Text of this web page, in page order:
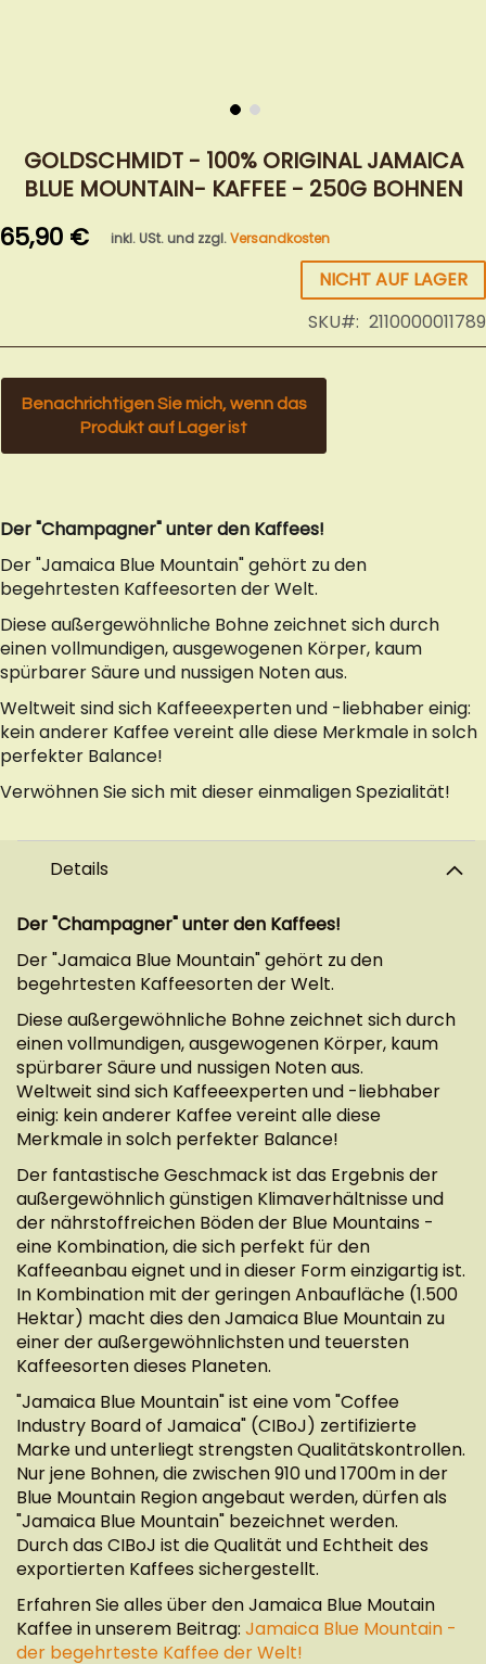
Anfang
der
springen
GOLDSCHMIDT - 100% ORIGINAL JAMAICA
BLUE MOUNTAIN- KAFFEE - 250G BOHNEN
65,90 € inkl. USt. und zzgl.Versandkosten
NICHT AUF LAGER
SKU
2110000011789
Benachrichtigen Sie mich, wenn das
Produkt auf Lager ist
Der "Champagner" unter den Kaffees!
Der "Jamaica Blue Mountain" gehört zu den
begehrtesten Kaffeesorten der Welt.
Diese außergewöhnliche Bohne zeichnet sich durch
einen vollmundigen, ausgewogenen Körper, kaum
spürbarer Säure und nussigen Noten aus.
Weltweit sind sich Kaffeeexperten und -liebhaber einig:
kein anderer Kaffee vereint alle diese Merkmale in solch
perfekter Balance!
Verwöhnen Sie sich mit dieser einmaligen Spezialität!
Details
Der "Champagner" unter den Kaffees!
Der "Jamaica Blue Mountain" gehört zu den
begehrtesten Kaffeesorten der Welt.
Diese außergewöhnliche Bohne zeichnet sich durch
einen vollmundigen, ausgewogenen Körper, kaum
spürbarer Säure und nussigen Noten aus.
Weltweit sind sich Kaffeeexperten und -liebhaber
einig: kein anderer Kaffee vereint alle diese
Merkmale in solch perfekter Balance!
Der fantastische Geschmack ist das Ergebnis der
außergewöhnlich günstigen Klimaverhältnisse und
der nährstoffreichen Böden der Blue Mountains -
eine Kombination, die sich perfekt für den
Kaffeeanbau eignet und in dieser Form einzigartig ist.
In Kombination mit der geringen Anbaufläche (1.500
Hektar) macht dies den Jamaica Blue Mountain zu
einer der außergewöhnlichsten und teuersten
Kaffeesorten dieses Planeten.
"Jamaica Blue Mountain" ist eine vom "Coffee
Industry Board of Jamaica" (CIBoJ) zertifizierte
Marke und unterliegt strengsten Qualitätskontrollen.
Nur jene Bohnen, die zwischen 910 und 1700m in der
Blue Mountain Region angebaut werden, dürfen als
"Jamaica Blue Mountain" bezeichnet werden.
Durch das CIBoJ ist die Qualität und Echtheit des
exportierten Kaffees sichergestellt.
Erfahren Sie alles über den Jamaica Blue Moutain
Kaffee in unserem Beitrag: Jamaica Blue Mountain -
der begehrteste Kaffee der Welt!